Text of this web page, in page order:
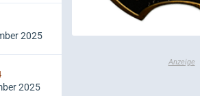
2025
2025